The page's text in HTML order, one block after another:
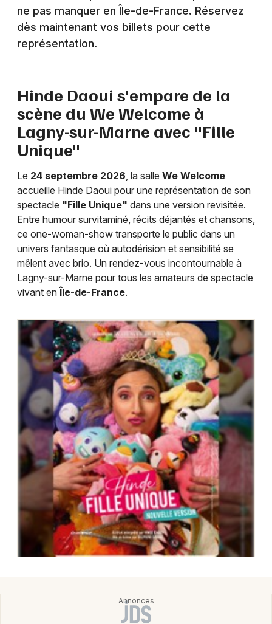
Humour en Ile de France
Newsletter des sorties
Artistes en tournée
Actus à Paris
Magazine à Paris
77 - Seine-et-Marne
Choisir mes départements
Mon email
Je m'abonne
ne pas manquer en Île-de-France. Réservez
dès maintenant vos billets pour cette
représentation.
Hinde Daoui s'empare de la
scène du We Welcome à
Lagny-sur-Marne avec "Fille
Unique"
Le 24 septembre 2026, la salle We Welcome
accueille Hinde Daoui pour une représentation de son
spectacle "Fille Unique" dans une version revisitée.
Entre humour survitaminé, récits déjantés et chansons,
ce one-woman-show transporte le public dans un
univers fantasque où autodérision et sensibilité se
mêlent avec brio. Un rendez-vous incontournable à
Lagny-sur-Marne pour tous les amateurs de spectacle
vivant en Île-de-France.